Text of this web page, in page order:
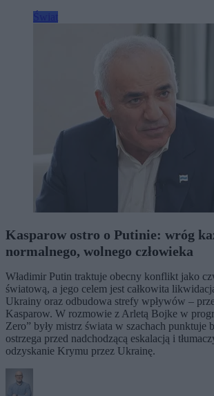
Kasparow ostro o Putinie: wróg
normalnego, wolnego człowieka
Władimir Putin traktuje obecny konflikt jako
światową, a jego celem jest całkowita
Ukrainy oraz odbudowa strefy wpływów –
Kasparow. W rozmowie z Arletą Bojke w
Zero” były mistrz świata w szachach punktuje
ostrzega przed nadchodzącą eskalacją i
odzyskanie Krymu przez Ukrainę.